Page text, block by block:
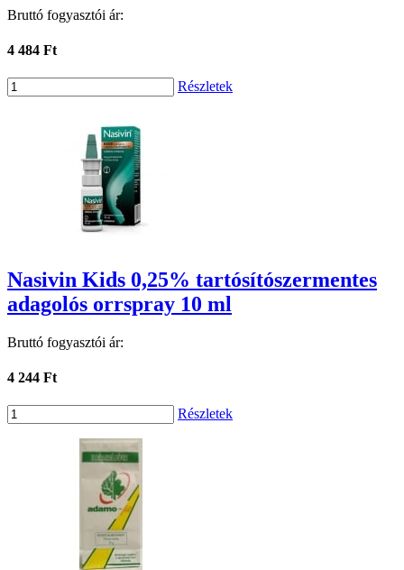
Bruttó fogyasztói ár:
4 484 Ft
Részletek
Nasivin Kids 0,25% tartósítószermentes
adagolós orrspray 10 ml
Bruttó fogyasztói ár:
4 244 Ft
Részletek